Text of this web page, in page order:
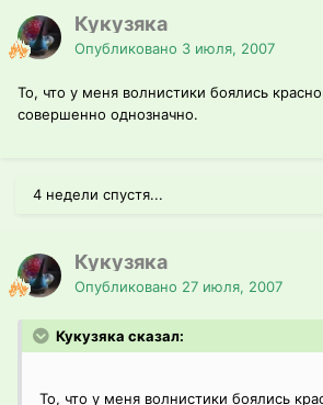
Кукузяка
Опубликовано 3 июля, 2007
То, что у меня волнистики боялись
совершенно однозначно.
4 недели спустя...
Кукузяка
Опубликовано 27 июля, 2007
Кукузяка сказал:
То, что у меня волнистики боялись